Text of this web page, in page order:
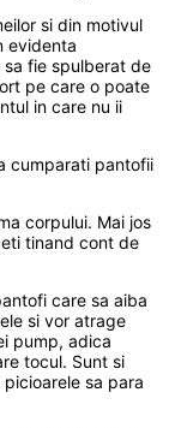
si din motivul
evidenta
fie spulberat de
pe care o poate
in care nu ii
cumparati pantofii
corpului. Mai jos
tinand cont de
care sa aiba
si vor atrage
pump, adica
tocul. Sunt si
sa para